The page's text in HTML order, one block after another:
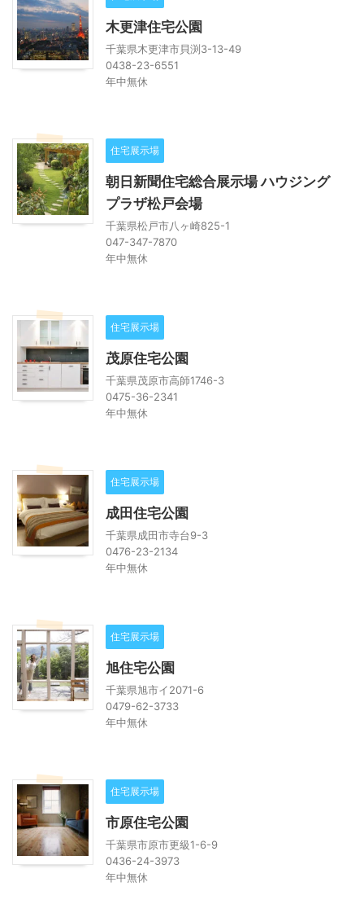
木更津住宅公園
千葉県木更津市貝渕3-13-49
0438-23-6551
年中無休
住宅展示場
朝日新聞住宅総合展示場 ハウジング
プラザ松戸会場
千葉県松戸市八ヶ崎825-1
047-347-7870
年中無休
住宅展示場
茂原住宅公園
千葉県茂原市高師1746-3
0475-36-2341
年中無休
住宅展示場
成田住宅公園
千葉県成田市寺台9-3
0476-23-2134
年中無休
住宅展示場
旭住宅公園
千葉県旭市イ2071-6
0479-62-3733
年中無休
住宅展示場
市原住宅公園
千葉県市原市更級1-6-9
0436-24-3973
年中無休